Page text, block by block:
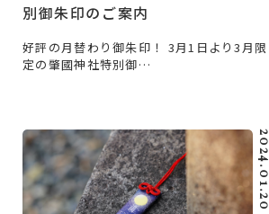
別御朱印のご案内
好評の月替わり御朱印！ 3月1日より3月限
定の肇國神社特別御…
2024.01.20